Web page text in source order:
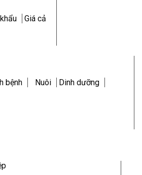
Giá cả
bệnh Nuôi Dinh dưỡng